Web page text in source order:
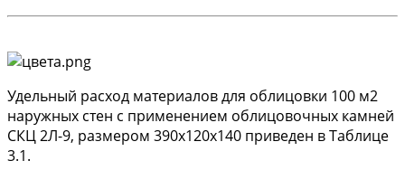
Удельный расход материалов для облицовки 100 м2
наружных стен с применением облицовочных камней
СКЦ 2Л-9, размером 390х120х140 приведен в Таблице
3.1.